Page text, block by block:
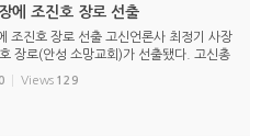
에 조진호 장로 선출
조진호 장로 선출 고신언론사 최정기 사장
장로(안성 소망교회)가 선출됐다. 고신총
회는 2026년 7월 30일(목) 오전 11시 고신
임시이사회를 열고, 조진호 장로를 차기 사
Views 129